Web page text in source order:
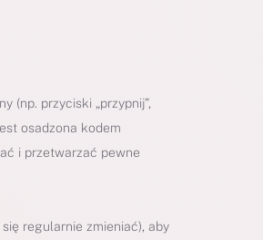
(np. przyciski „przypnij”,
osadzona kodem
i przetwarzać pewne
regularnie zmieniać), aby